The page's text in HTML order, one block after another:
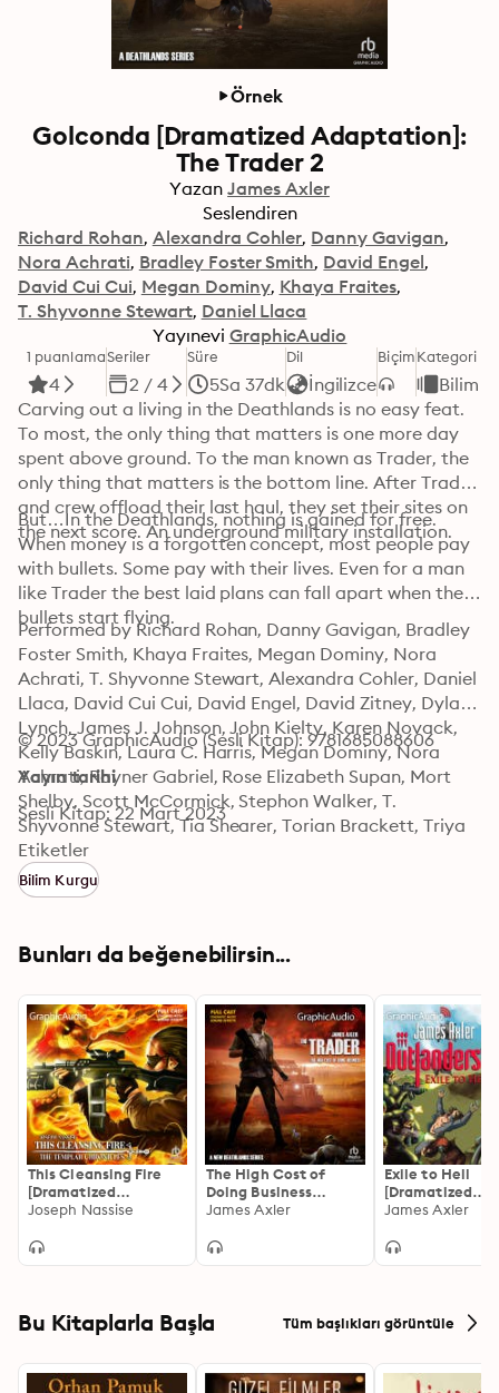
Örnek
Golconda [Dramatized Adaptation]:
The Trader 2
Yazan James Axler
Seslendiren
Richard Rohan Alexandra Cohler Danny Gavigan
Nora Achrati Bradley Foster Smith David Engel
David Cui Cui Megan Dominy Khaya Fraites
T. Shyvonne Stewart Daniel Llaca
Yayınevi GraphicAudio
1 puanlama
4
Seriler
2 / 4
Süre
5Sa 37dk
Dil
İngilizce
BiçimKategori
Bilim
Carving out a living in the Deathlands is no easy feat.
To most, the only thing that matters is one more day
spent above ground. To the man known as Trader, the
only thing that matters is the bottom line. After Trader
and crew offload their last haul, they set their sites on
But…In the Deathlands, nothing is gained for free.
When money is a forgotten concept, most people pay
with bullets. Some pay with their lives. Even for a man
like Trader the best laid plans can fall apart when the
Performed by Richard Rohan, Danny Gavigan, Bradley
Foster Smith, Khaya Fraites, Megan Dominy, Nora
Achrati, T. Shyvonne Stewart, Alexandra Cohler, Daniel
Llaca, David Cui Cui, David Engel, David Zitney, Dylan
Lynch, James J. Johnson, John Kielty, Karen Novack,
Kelly Baskin, Laura C. Harris, Megan Dominy, Nora
Achrati, Rayner Gabriel, Rose Elizabeth Supan, Mort
Shelby, Scott McCormick, Stephon Walker, T.
Shyvonne Stewart, Tia Shearer, Torian Brackett, Triya
Leong, Tyler Hyrchuk, Yasmin Tuazon and Zeke Alton.
© 2023 GraphicAudio (Sesli Kitap): 9781685088606
Yayın tarihi
Sesli Kitap: 22 Mart 2023
Etiketler
Bilim Kurgu
Bunları da beğenebilirsin...
This Cleansing Fire
[Dramatized
Adaptation]: Templar
Joseph Nassise
The High Cost of
Doing Business
[Dramatized
Trader 1
James Axler
Exile to Hell
[Dramatized
Adaptation]:
James Axler
Bu Kitaplarla Başla Tüm başlıkları görüntüle